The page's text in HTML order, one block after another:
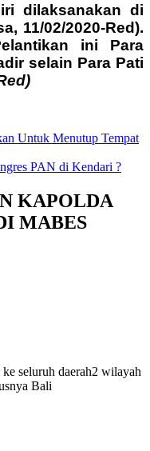
dilaksanakan di
11/02/2020-Red).
ini Para
selain Para Pati
Untuk Menutup Tempat
PAN di Kendari ?
KAPOLDA
MABES
seluruh daerah2 wilayah
Bali